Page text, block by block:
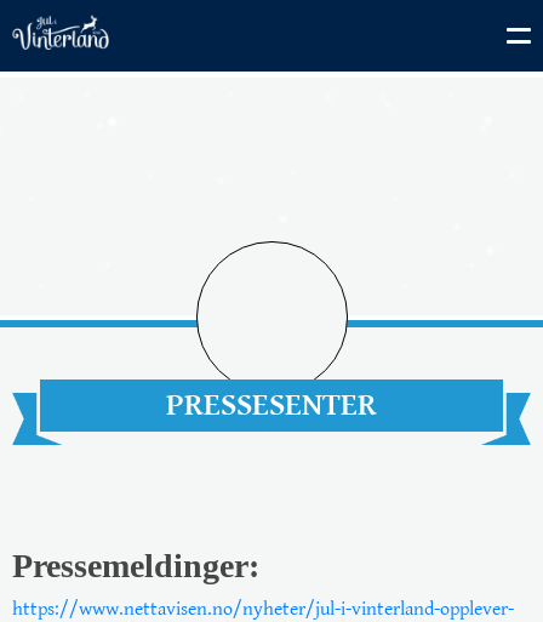
PRESSESENTER
Pressemeldinger:
https://www.nettavisen.no/nyheter/jul-i-vinterland-opplever-